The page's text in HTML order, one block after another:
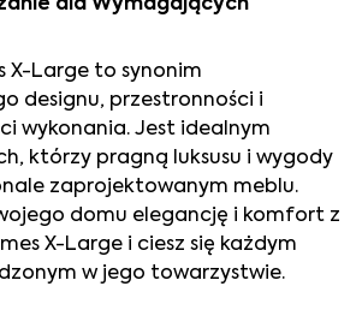
dla Wymagających
X-Large to synonim
designu, przestronności i
wykonania. Jest idealnym
którzy pragną luksusu i wygody
zaprojektowanym meblu.
domu elegancję i komfort z
X-Large i ciesz się każdym
w jego towarzystwie.